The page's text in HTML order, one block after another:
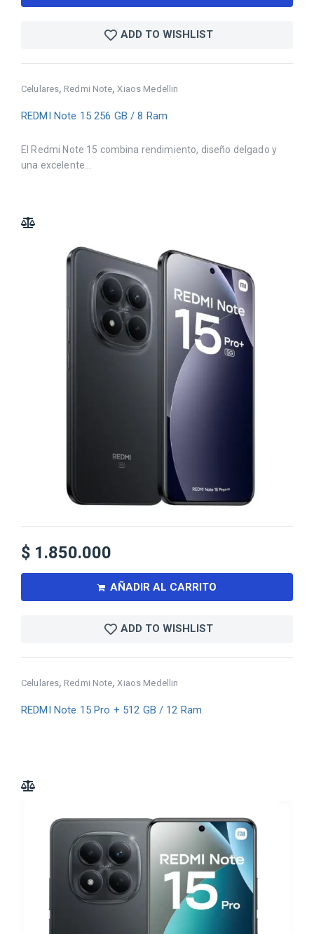
Celulares, Redmi Note,Xiaos Medellin
REDMI Note 15 256 GB / 8 Ram
El Redmi Note 15 combina rendimiento, diseño delgado y
una excelente...
ADD TO WISHLIST
Celulares, Redmi Note,Xiaos Medellin
REDMI Note 15 Pro + 512 GB / 12 Ram
$ 1.850.000
AÑADIR AL CARRITO
ADD TO WISHLIST